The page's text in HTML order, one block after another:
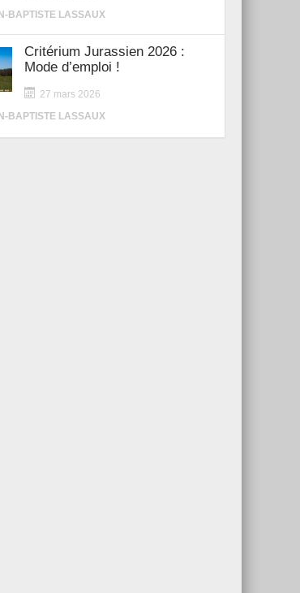
BAPTISTE LASSAUX
Critérium Jurassien 2026 :
Mode d’emploi !
27 mars 2026
BAPTISTE LASSAUX